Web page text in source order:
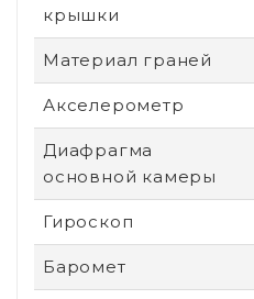
крышки
Материал граней
Акселерометр
Диафрагма
основной камеры
Гироскоп
Баромет